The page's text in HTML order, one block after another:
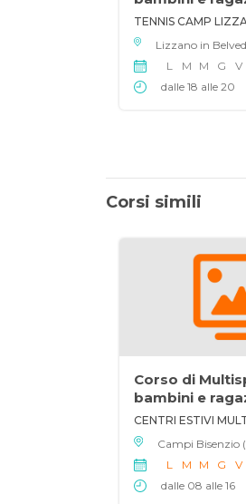
L
M M G V
dalle 18 alle 20
Corsi simili
Corso di
bambini e
CENTRI ESTIVI
L
M M G V
dalle 08 alle 16